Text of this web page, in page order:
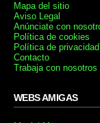
Mapa del sitio
Aviso Legal
Anúnciate con
Política de cookies
Política de privacidad
Contacto
Trabaja con nosotros
WEBS AMIGAS